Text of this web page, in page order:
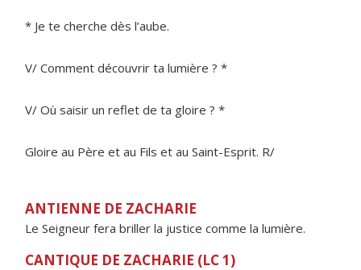
* Je te cherche dès l’aube.
V/ Comment découvrir ta lumière ? *
V/ Où saisir un reflet de ta gloire ? *
Gloire au Père et au Fils et au Saint-Esprit. R/
ANTIENNE DE ZACHARIE
Le Seigneur fera briller la justice comme la lumière.
CANTIQUE DE ZACHARIE (LC 1)